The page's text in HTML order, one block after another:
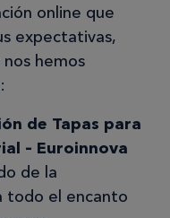
online que
expectativas,
hemos
de Tapas para
– Euroinnova
de la
todo el encanto